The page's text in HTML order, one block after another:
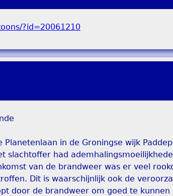
in de Groningse wijk
slachtoffer had
van de brandweer was er veel
Dit is waarschijnlijk ook de
door de brandweer om goed te kunnen